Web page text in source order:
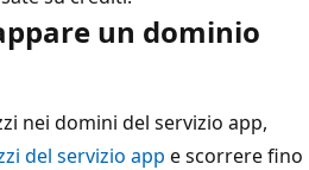
un dominio
nei domini del servizio app,
del servizio app e scorrere fino